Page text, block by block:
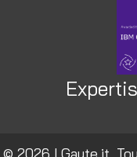
© 2026 I.Gayte.it.